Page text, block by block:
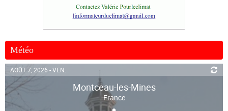
Météo
AOÛT 7, 2026 - VEN.
Montceau-les-Mines
France